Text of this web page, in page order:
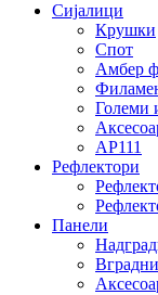
Сијалици
Крушки
Спот
Амбер
Големи
АР111
Рефлектори
Панели